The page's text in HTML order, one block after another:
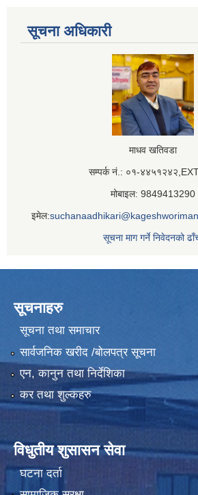
सूचना अधिकारी
माधव खतिवडा
सम्पर्क नं.: ०१-
मोबाइल: 9849413290
इमेल:
सूचना माग गर्ने निवेदनको
सूचनाहरु
सूचना तथा समाचार
सार्वजनिक खरीद /बोलपत्र सूचना
एन, कानुन तथा निर्देशिका
कर तथा शुल्कहरु
विधुतीय शुसासन सेवा
घटना दर्ता